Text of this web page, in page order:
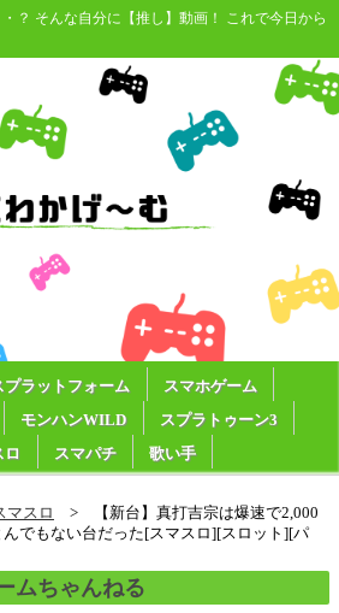
？ そんな自分に【推し】動画！ これで今日から
プラットフォーム
スマホゲーム
モンハンWILD
スプラトゥーン3
ロ スマパチ 歌い手
マスロ
【新台】真打吉宗は爆速で2,000
でもない台だった[スマスロ][スロット][パ
ムちゃんねる